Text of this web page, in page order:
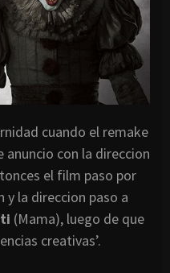
cuando el remake
anuncio con la direccion
el film paso por
y la direccion paso a
(Mama), luego de que
creativas’.